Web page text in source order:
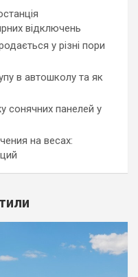
відключень
у різні пори
в автошколу та як
сонячних панелей у
на весах: